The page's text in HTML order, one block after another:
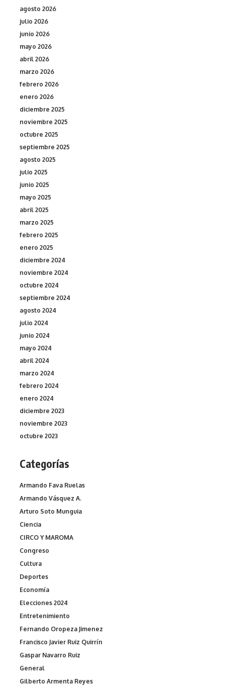
agosto 2026
julio 2026
junio 2026
mayo 2026
abril 2026
marzo 2026
febrero 2026
enero 2026
diciembre 2025
noviembre 2025
octubre 2025
septiembre 2025
agosto 2025
julio 2025
junio 2025
mayo 2025
abril 2025
marzo 2025
febrero 2025
enero 2025
diciembre 2024
noviembre 2024
octubre 2024
septiembre 2024
agosto 2024
julio 2024
junio 2024
mayo 2024
abril 2024
marzo 2024
febrero 2024
enero 2024
diciembre 2023
noviembre 2023
octubre 2023
Categorías
Armando Fava Ruelas
Armando Vásquez A.
Arturo Soto Munguia
Ciencia
CIRCO Y MAROMA
Congreso
Cultura
Deportes
Economía
Elecciones 2024
Entretenimiento
Fernando Oropeza Jimenez
Francisco Javier Ruiz Quirrín
Gaspar Navarro Ruiz
General
Gilberto Armenta Reyes